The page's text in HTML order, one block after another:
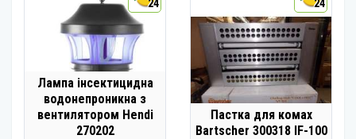
24
Лампа інсектицидна
водонепроникна з
вентилятором Hendi
270202
24
Пастка для комах
Bartscher 300318 IF-100